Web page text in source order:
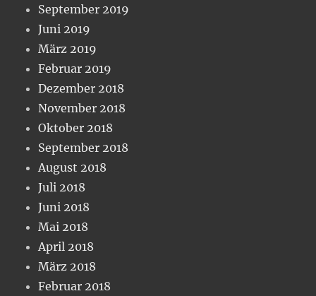
September 2019
Juni 2019
März 2019
Februar 2019
Dezember 2018
November 2018
Oktober 2018
September 2018
August 2018
Juli 2018
Juni 2018
Mai 2018
April 2018
März 2018
Februar 2018